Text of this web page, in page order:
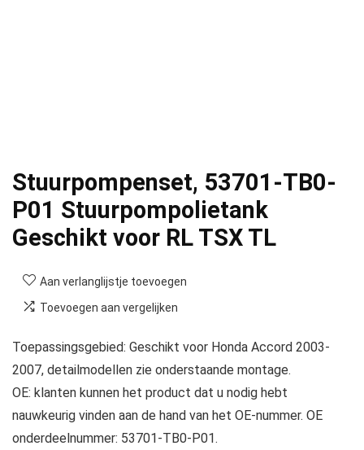
Stuurpompenset, 53701-TB0-
P01 Stuurpompolietank
Geschikt voor RL TSX TL
Aan verlanglijstje toevoegen
Toevoegen aan vergelijken
Toepassingsgebied: Geschikt voor Honda Accord 2003-
2007, detailmodellen zie onderstaande montage.
OE: klanten kunnen het product dat u nodig hebt
nauwkeurig vinden aan de hand van het OE-nummer. OE
onderdeelnummer: 53701-TB0-P01.